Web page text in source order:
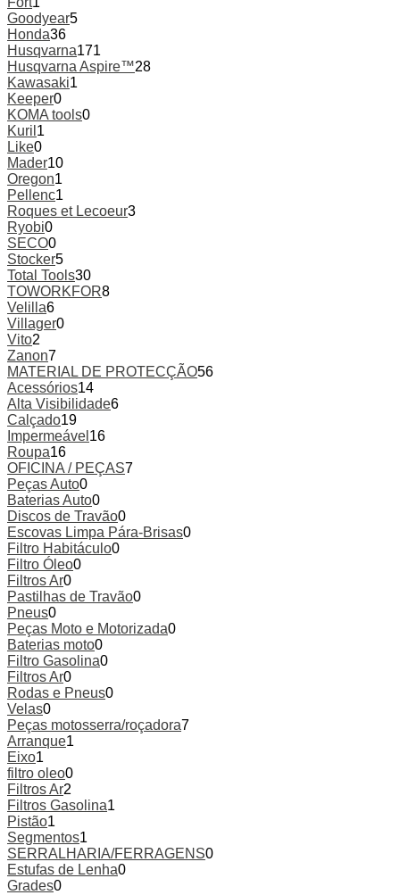
Goodyear5
Honda36
Husqvarna171
Husqvarna Aspire™28
Kawasaki1
Keeper0
KOMA tools0
Kuril 1
Like0
Mader10
Oregon1
Pellenc1
Roques et Lecoeur3
Ryobi0
SECO0
Stocker5
Total Tools30
TOWORKFOR8
Velilla6
Villager0
Vito2
Zanon7
MATERIAL DE PROTECÇÃO56
Acessórios14
Alta Visibilidade6
Calçado19
Impermeável 16
Roupa16
OFICINA / PEÇAS7
Peças Auto0
Baterias Auto0
Discos de Travão0
Escovas Limpa Pára-Brisas0
Filtro Habitáculo0
Filtro Óleo0
Filtros Ar0
Pastilhas de Travão0
Pneus0
Peças Moto e Motorizada0
Baterias moto0
Filtro Gasolina0
Filtros Ar0
Rodas e Pneus0
Velas0
Peças motosserra/roçadora7
Arranque1
Eixo1
filtro oleo0
Filtros Ar2
Filtros Gasolina1
Pistão1
Segmentos1
SERRALHARIA/FERRAGENS0
Estufas de Lenha0
Grades0